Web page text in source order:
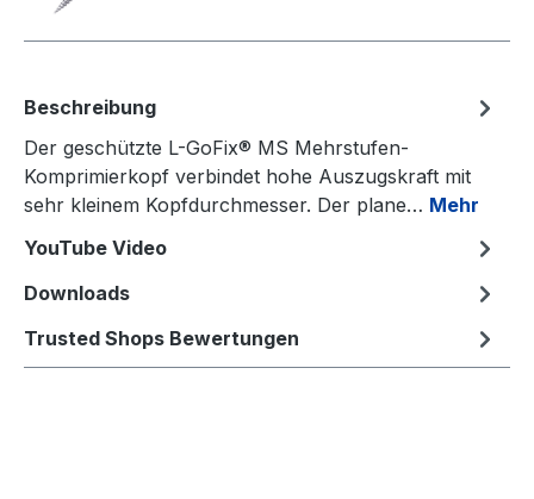
Beschreibung
Der geschützte L-GoFix® MS Mehrstufen-
Komprimierkopf verbindet hohe Auszugskraft mit
sehr kleinem Kopfdurchmesser. Der plane… Mehr
YouTube Video
Downloads
Trusted Shops Bewertungen